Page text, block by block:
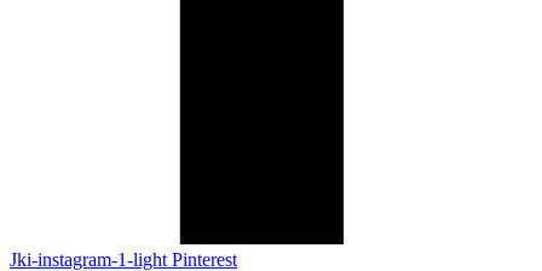
Jki-instagram-1-light Pinterest